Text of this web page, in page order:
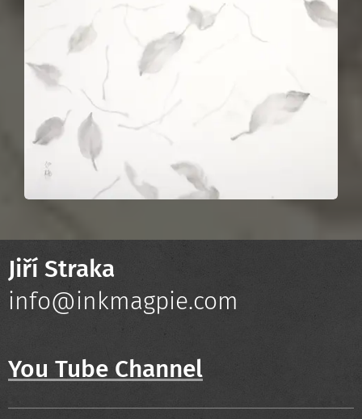
Jiří Straka
info@inkmagpie.com
You Tube Channel